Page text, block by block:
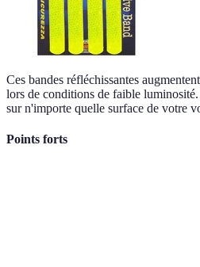
Ces bandes réfléchissantes
lors de conditions de faible
sur n'importe quelle surface de votre
Points forts